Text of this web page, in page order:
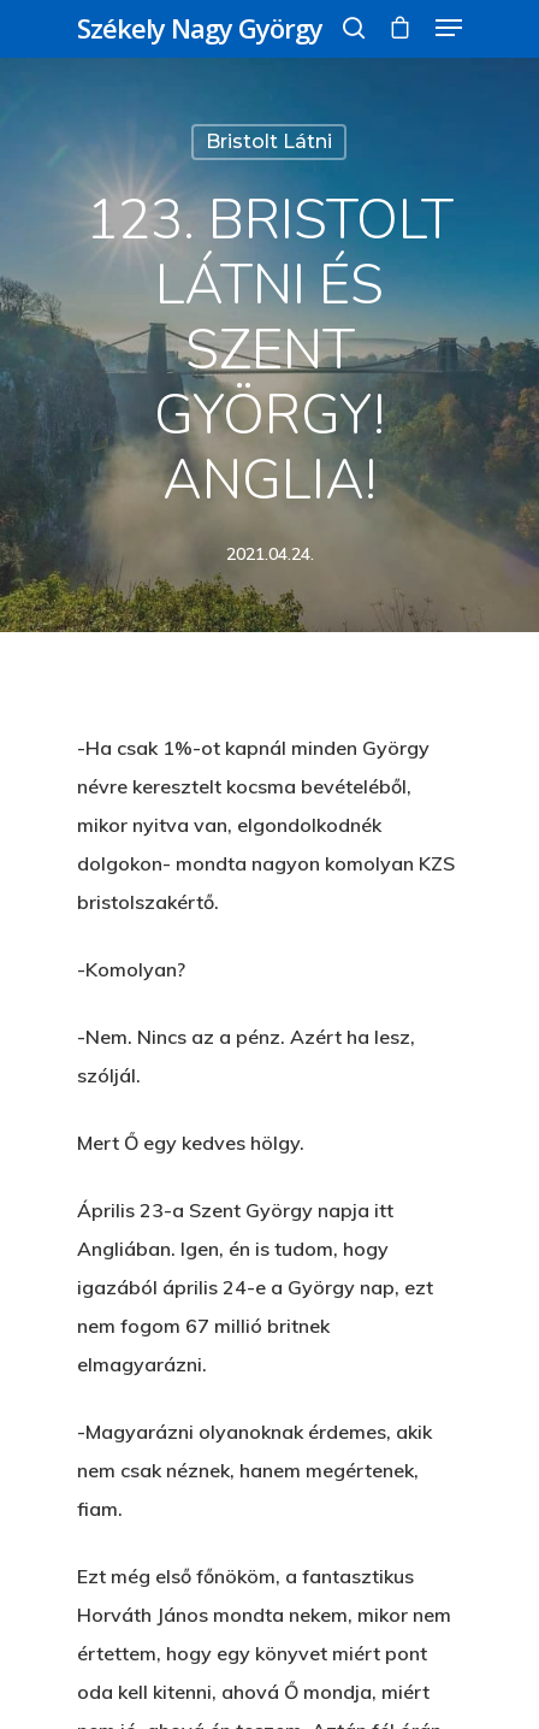
Üss egy entert a kereséshez, vagy nyomd
meg az ESC gombot a bezáráshoz
Székely Nagy György
Bristolt Látni
123. BRISTOLT
LÁTNI ÉS
SZENT
GYÖRGY!
ANGLIA!
2021.04.24.
-Ha csak 1%-ot kapnál minden György
névre keresztelt kocsma bevételéből,
mikor nyitva van, elgondolkodnék
dolgokon- mondta nagyon komolyan KZS
bristolszakértő.
-Komolyan?
-Nem. Nincs az a pénz. Azért ha lesz,
szóljál.
Mert Ő egy kedves hölgy.
Április 23-a Szent György napja itt
Angliában. Igen, én is tudom, hogy
igazából április 24-e a György nap, ezt
nem fogom 67 millió britnek
elmagyarázni.
-Magyarázni olyanoknak érdemes, akik
nem csak néznek, hanem megértenek,
fiam.
Ezt még első főnököm, a fantasztikus
Horváth János mondta nekem, mikor nem
értettem, hogy egy könyvet miért pont
oda kell kitenni, ahová Ő mondja, miért